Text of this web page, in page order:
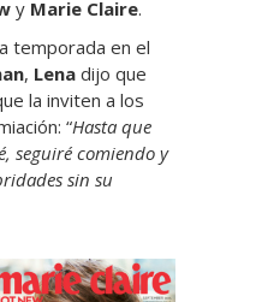
y Marie Claire.
temporada en el
, Lena dijo que
la inviten a los
“Hasta que
seguiré comiendo y
sin su